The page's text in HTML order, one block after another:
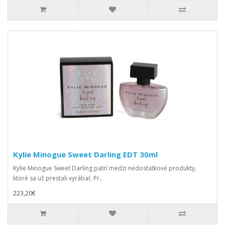
Kylie Minogue Sweet Darling EDT 30ml
Kylie Minogue Sweet Darling patrí medzi nedostatkové produkty,
ktoré sa už prestali vyrábať. Pr..
223,20€